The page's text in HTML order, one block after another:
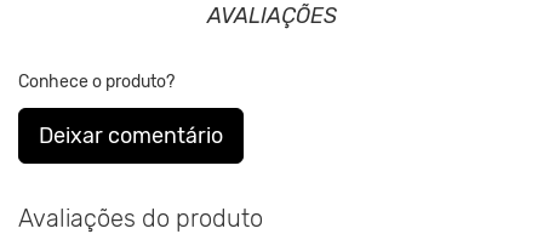
AVALIAÇÕES
Conhece o produto?
Deixar comentário
Avaliações do produto